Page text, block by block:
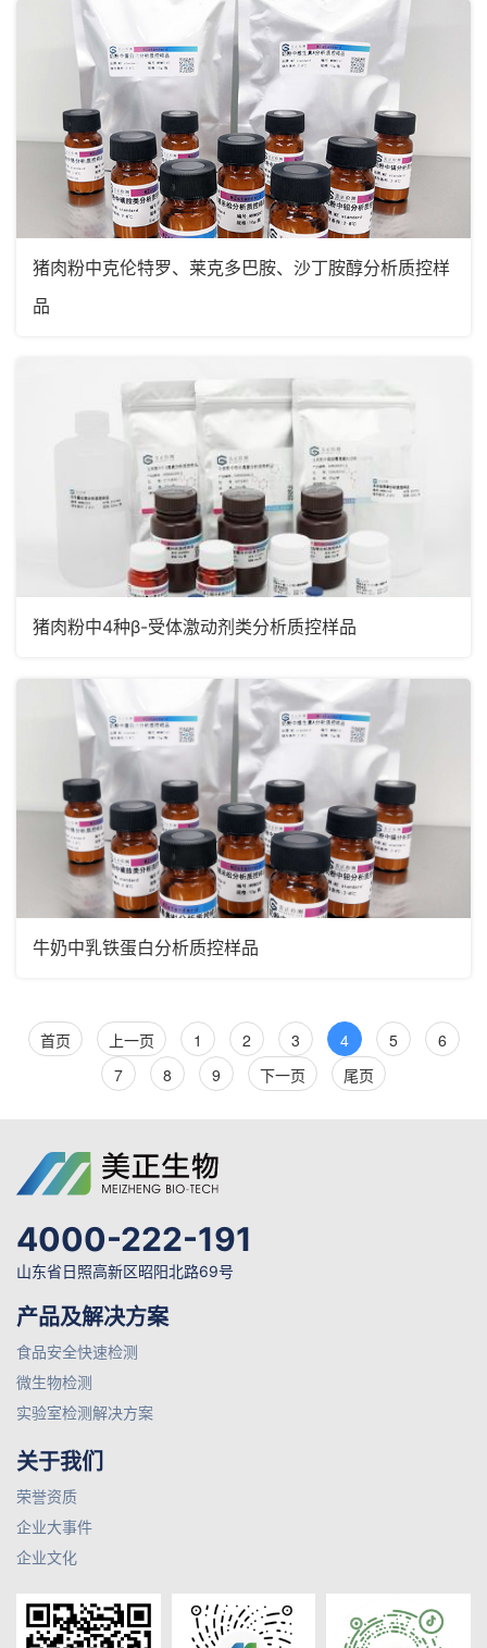
猪肉粉中克伦特罗、莱克多巴胺、沙丁胺醇分析质控样
品
猪肉粉中4种β-受体激动剂类分析质控样品
牛奶中乳铁蛋白分析质控样品
首页 上一页 1 2 3 4 5
6
7
8 9 下一页 尾页
4000-222-191
山东省日照高新区昭阳北路69号
产品及解决方案
食品安全快速检测
微生物检测
实验室检测解决方案
关于我们
荣誉资质
企业大事件
企业文化